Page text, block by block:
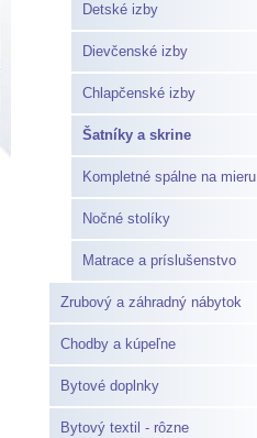
Detské izby
Dievčenské izby
Chlapčenské izby
Šatníky a skrine
Kompletné spálne na mieru
Nočné stolíky
Matrace a príslušenstvo
Zrubový a záhradný nábytok
Chodby a kúpeľne
Bytové doplnky
Bytový textil - rôzne